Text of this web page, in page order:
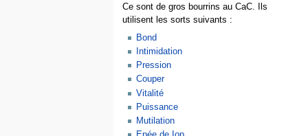
Ce sont de gros bourrins au CaC. Ils
utilisent les sorts suivants :
Bond
Intimidation
Pression
Couper
Vitalité
Puissance
Mutilation